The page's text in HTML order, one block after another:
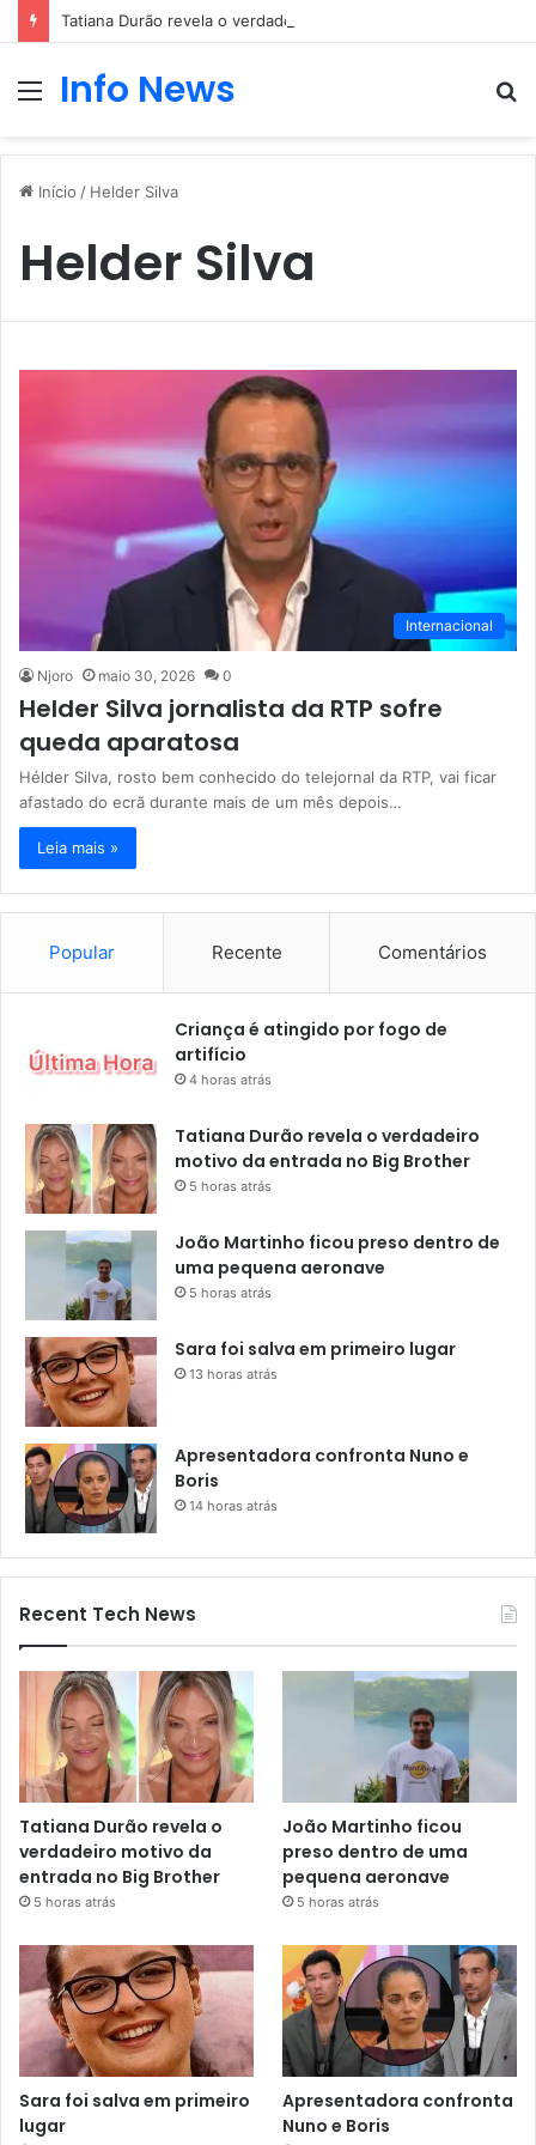
Menu
Info News
Início / Helder Silva
Helder Silva
Internacional
Njoro maio 30, 2026 0
Helder Silva jornalista da RTP sofre
queda aparatosa
Hélder Silva, rosto bem conhecido do telejornal da RTP, vai ficar
afastado do ecrã durante mais de um mês depois…
Leia mais »
Popular Recente Comentários
Criança é atingido por fogo de
artifício
4 horas atrás
Tatiana Durão revela o verdadeiro
motivo da entrada no Big Brother
5 horas atrás
João Martinho ficou preso dentro de
uma pequena aeronave
5 horas atrás
Sara foi salva em primeiro lugar
13 horas atrás
Apresentadora confronta Nuno e
Boris
14 horas atrás
Recent Tech News
Tatiana Durão revela o
verdadeiro motivo da
entrada no Big Brother
5 horas atrás
João Martinho ficou
preso dentro de uma
pequena aeronave
5 horas atrás
Sara foi salva em primeiro
lugar
Apresentadora confronta
Nuno e Boris